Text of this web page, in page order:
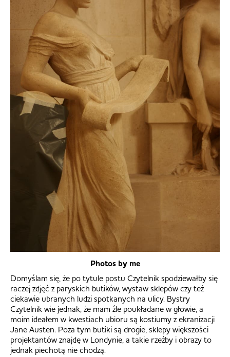
Photos by me
Domyślam się, że po tytule postu Czytelnik spodziewałby się
raczej zdjęć z paryskich butików, wystaw sklepów czy też
ciekawie ubranych ludzi spotkanych na ulicy. Bystry
Czytelnik wie jednak, że mam źle poukładane w głowie, a
moim ideałem w kwestiach ubioru są kostiumy z ekranizacji
Jane Austen. Poza tym butiki są drogie, sklepy większości
projektantów znajdę w Londynie, a takie rzeźby i obrazy to
jednak piechotą nie chodzą.